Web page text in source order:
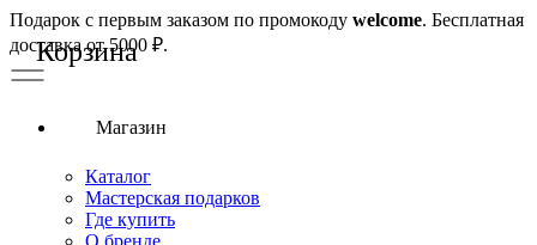
Подарок с первым заказом по промокоду welcome. Бесплатная
доставка от 5000 ₽.
Магазин
Каталог
Мастерская подарков
Где купить
О бренде